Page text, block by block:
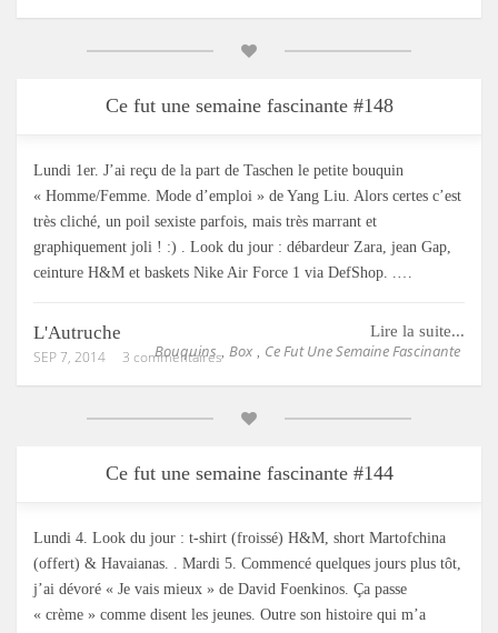
Ce fut une semaine fascinante #148
Lundi 1er. J’ai reçu de la part de Taschen le petite bouquin
« Homme/Femme. Mode d’emploi » de Yang Liu. Alors certes c’est
très cliché, un poil sexiste parfois, mais très marrant et
graphiquement joli ! :) . Look du jour : débardeur Zara, jean Gap,
ceinture H&M et baskets Nike Air Force 1 via DefShop. .…
Lire la suite...
Bouquins Box Ce Fut Une Semaine Fascinante
L'Autruche
SEP 7, 2014 3 commentaires
Ce fut une semaine fascinante #144
Lundi 4. Look du jour : t-shirt (froissé) H&M, short Martofchina
(offert) & Havaianas. . Mardi 5. Commencé quelques jours plus tôt,
j’ai dévoré « Je vais mieux » de David Foenkinos. Ça passe
« crème » comme disent les jeunes. Outre son histoire qui m’a